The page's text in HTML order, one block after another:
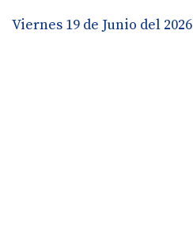
Viernes 19 de Junio del 2026